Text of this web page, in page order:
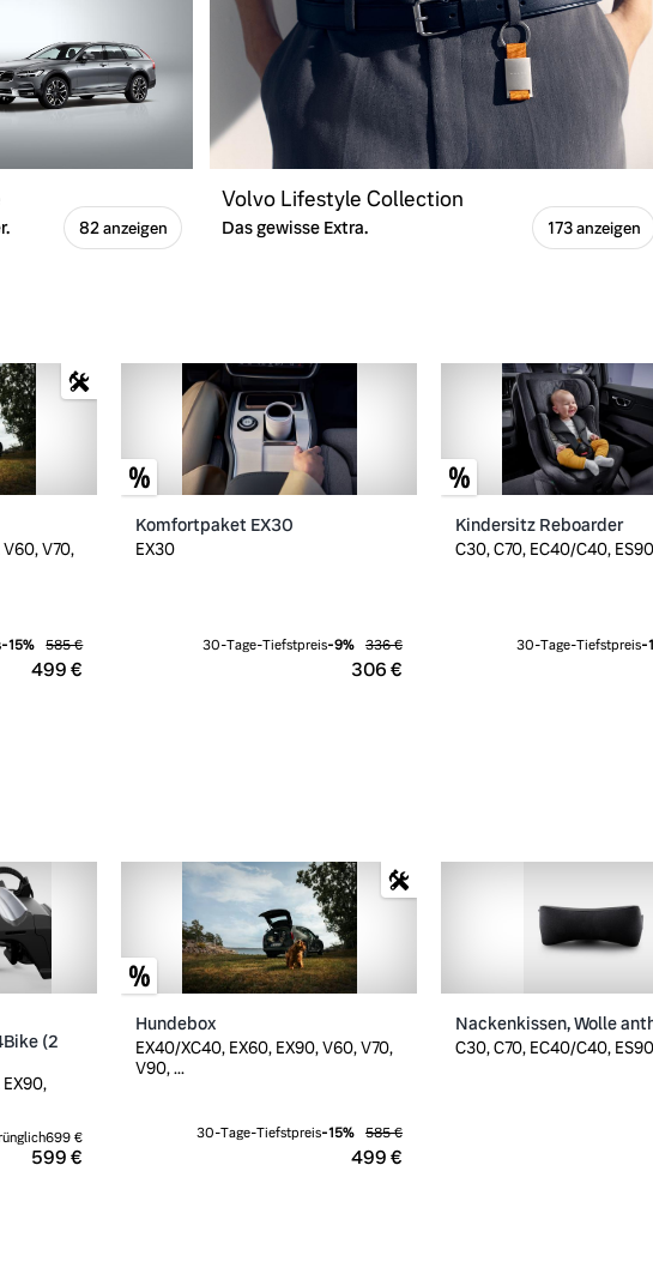
82 anzeigen
Volvo Lifestyle Collection
Das gewisse Extra. 173 anzeigen
V70,
499 €
-15% 585 €
Komfortpaket EX30
EX30
306 €
30-Tage-Tiefstpreis-9% 336 €
Kindersitz Reboarder
C30, C70, EC40/C40,
30-Tage-Tiefstpreis-
(2
599 €
699 €
Hundebox
EX40/XC40, EX60, EX90, V60, V70,
V90, ...
499 €
30-Tage-Tiefstpreis-15% 585 €
Nackenkissen, Wolle
C30, C70, EC40/C40,